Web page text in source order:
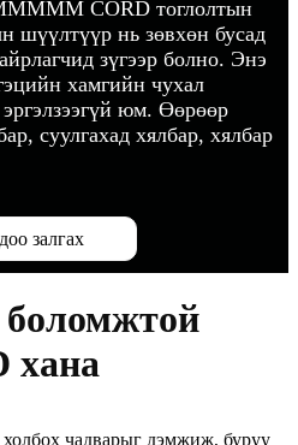
CORD тоглолтын
шүүлтүүр нь зөвхөн бусад
зүгээр болно. Энэ
хамгийн чухал
юм. Өөрөөр
суулгахад хялбар, хялбар
залгах
хана
чадварыг дэмжиж, буруу